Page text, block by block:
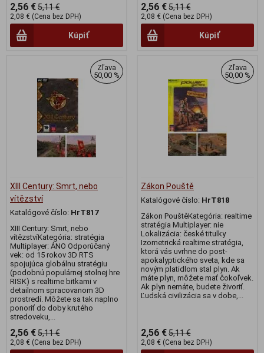
2,56 €5,11 €
2,08 € (Cena bez DPH)
Kúpiť
2,56 €5,11 €
2,08 € (Cena bez DPH)
Kúpiť
Zľava
50,00 %
XIII Century: Smrt, nebo
vítězství
Katalógové číslo: HrT817
XIII Century: Smrt, nebo
vítězstvíKategória: stratégia
Multiplayer: ÁNO Odporúčaný
vek: od 15 rokov 3D RTS
spojujúca globálnu stratégiu
(podobnú populárnej stolnej hre
RISK) s realtime bitkami v
detailnom spracovanom 3D
prostredí. Môžete sa tak naplno
ponoriť do doby krutého
stredoveku,...
2,56 €5,11 €
2,08 € (Cena bez DPH)
Zľava
50,00 %
Zákon Pouště
Katalógové číslo: HrT818
Zákon PouštěKategória: realtime
stratégia Multiplayer: nie
Lokalizácia: české titulky
Izometrická realtime stratégia,
ktorá vás uvrhne do post-
apokalyptického sveta, kde sa
novým platidlom stal plyn. Ak
máte plyn, môžete mať čokoľvek.
Ak plyn nemáte, budete živoriť.
Ľudská civilizácia sa v dobe,...
2,56 €5,11 €
2,08 € (Cena bez DPH)